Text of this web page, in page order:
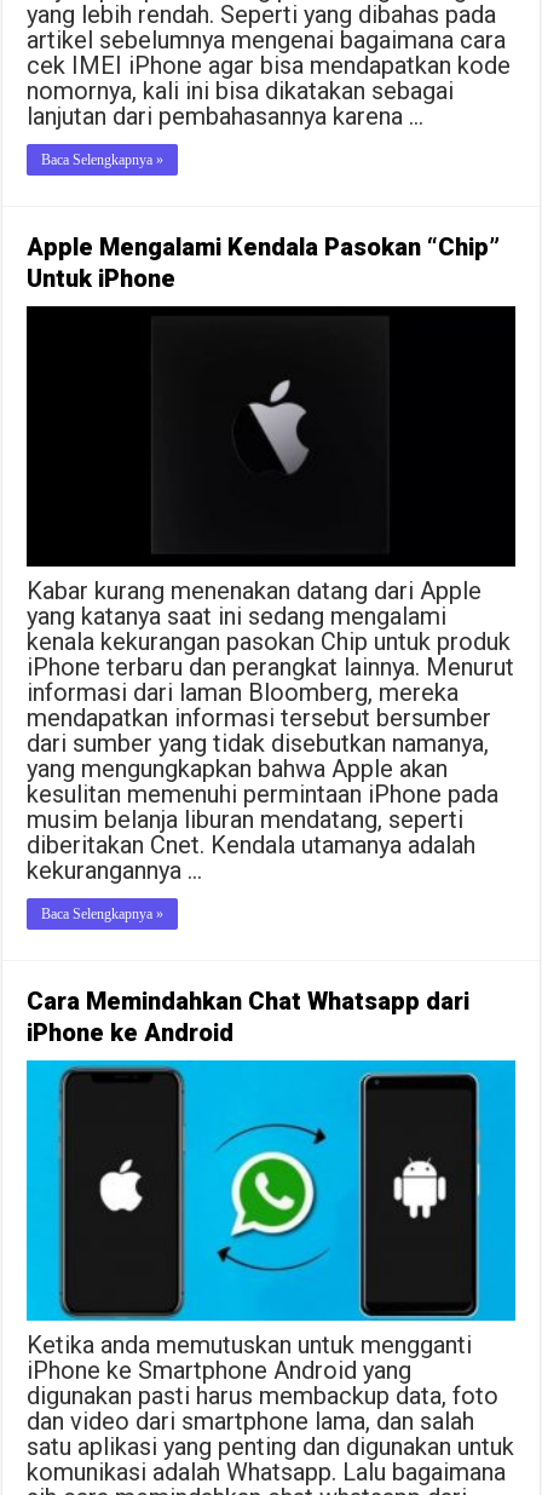
yang lebih rendah. Seperti yang dibahas pada
artikel sebelumnya mengenai bagaimana cara
cek IMEI iPhone agar bisa mendapatkan kode
nomornya, kali ini bisa dikatakan sebagai
lanjutan dari pembahasannya karena …
Baca Selengkapnya »
Apple Mengalami Kendala Pasokan “Chip”
Untuk iPhone
Kabar kurang menenakan datang dari Apple
yang katanya saat ini sedang mengalami
kenala kekurangan pasokan Chip untuk produk
iPhone terbaru dan perangkat lainnya. Menurut
informasi dari laman Bloomberg, mereka
mendapatkan informasi tersebut bersumber
dari sumber yang tidak disebutkan namanya,
yang mengungkapkan bahwa Apple akan
kesulitan memenuhi permintaan iPhone pada
musim belanja liburan mendatang, seperti
diberitakan Cnet. Kendala utamanya adalah
kekurangannya …
Baca Selengkapnya »
Cara Memindahkan Chat Whatsapp dari
iPhone ke Android
Ketika anda memutuskan untuk mengganti
iPhone ke Smartphone Android yang
digunakan pasti harus membackup data, foto
dan video dari smartphone lama, dan salah
satu aplikasi yang penting dan digunakan untuk
komunikasi adalah Whatsapp. Lalu bagaimana